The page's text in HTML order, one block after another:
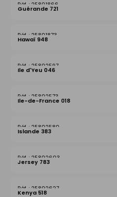
25801866
Guérande 721
25801873
Hawaï 948
25802597
Ile d'Yeu 046
25802573
Ile-de-France 018
25802580
Islande 383
25802603
Jersey 783
25802627
Kenya 518